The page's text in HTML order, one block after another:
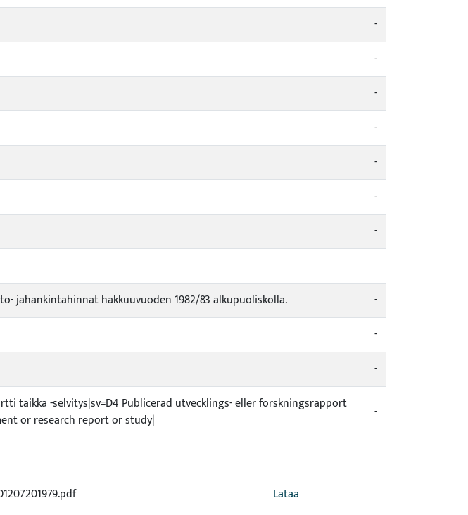
-
-
-
-
-
-
-
jahankintahinnat hakkuuvuoden 1982/83 alkupuoliskolla.
-
-
-
taikka -selvitys|sv=D4 Publicerad utvecklings- eller forskningsrapport
or research report or study|
-
Lataa